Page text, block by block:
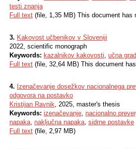
testi znanja
Full text (file, 1,35 MB) This document has
3. Kakovost učbenikov v Sloveniji
2022, scientific monograph
Keywords: kazalnikov kakovosti, učna
Full text (file, 32,64 MB) This document
4. Izenačevanje dosežkov nacionalnega
odgovora na postavko
Kristijan Ravnik, 2025, master's thesis
Keywords: izenačevanje, nacionalno
napaka, naključna napaka, sidrne postavke
Full text (file, 2,97 MB)